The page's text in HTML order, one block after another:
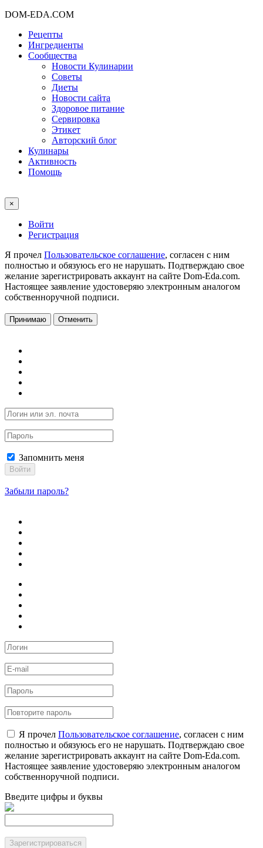
DOM-EDA.COM
Рецепты
Ингредиенты
Сообщества
Новости Кулинарии
Советы
Диеты
Новости сайта
Здоровое питание
Сервировка
Этикет
Авторский блог
Кулинары
Активность
Помощь
×
Войти
Регистрация
Я прочел Пользовательское соглашение, согласен с ним
полностью и обязуюсь его не нарушать. Подтверждаю свое
желание зарегистрировать аккаунт на сайте Dom-Eda.com.
Настоящее заявление удостоверяю электронным аналогом
собственноручной подписи.
Принимаю Отменить
Запомнить меня
Войти
Забыли пароль?
Я прочел Пользовательское соглашение, согласен с ним
полностью и обязуюсь его не нарушать. Подтверждаю свое
желание зарегистрировать аккаунт на сайте Dom-Eda.com.
Настоящее заявление удостоверяю электронным аналогом
собственноручной подписи.
Введите цифры и буквы
Зарегистрироваться